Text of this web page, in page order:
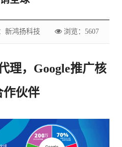
新鸿扬科技 浏览：5607
理，Google推广核
作伙伴